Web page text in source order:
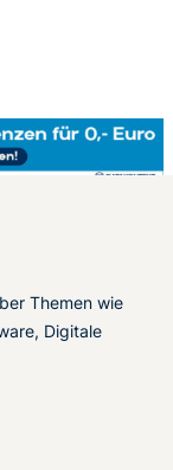
Themen wie
Digitale